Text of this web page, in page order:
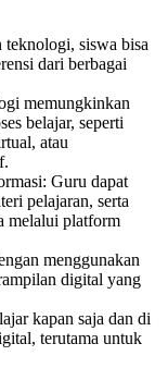
teknologi, siswa bisa
dari berbagai
memungkinkan
belajar, seperti
atau
Guru dapat
pelajaran, serta
melalui platform
menggunakan
digital yang
kapan saja dan di
terutama untuk